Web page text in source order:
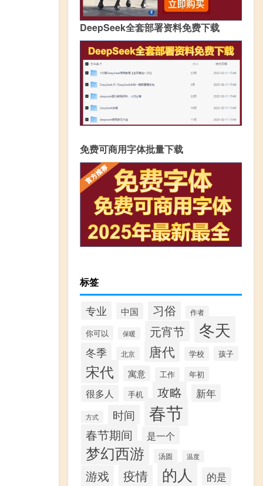
DeepSeek全套部署资料免费下载
免费可商用字体批量下载
标签
专业 中国 习俗 作者
你可以 保暖 元宵节 冬天
冬季 北京 唐代 学校 孩子
宋代 寓意 工作 年初
很多人 手机 攻略 新年
方式 时间 春节
春节期间 是一个
梦幻西游 汤圆 温度
游戏 疫情 的人 的是